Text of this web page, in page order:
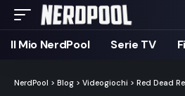
Il Mio NerdPool Serie TV
NerdPool > Blog > Videogiochi > Red Dead